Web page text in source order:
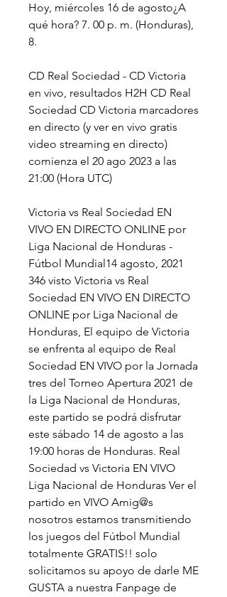
Hoy, miércoles 16 de agosto¿A
qué hora? 7. 00 p. m. (Honduras),
8.
CD Real Sociedad - CD Victoria
en vivo, resultados H2H CD Real
Sociedad CD Victoria marcadores
en directo (y ver en vivo gratis
video streaming en directo)
comienza el 20 ago 2023 a las
21:00 (Hora UTC)
Victoria vs Real Sociedad EN
VIVO EN DIRECTO ONLINE por
Liga Nacional de Honduras -
Fútbol Mundial14 agosto, 2021
346 visto Victoria vs Real
Sociedad EN VIVO EN DIRECTO
ONLINE por Liga Nacional de
Honduras, El equipo de Victoria
se enfrenta al equipo de Real
Sociedad EN VIVO por la Jornada
tres del Torneo Apertura 2021 de
la Liga Nacional de Honduras,
este partido se podrá disfrutar
este sábado 14 de agosto a las
19:00 horas de Honduras. Real
Sociedad vs Victoria EN VIVO
Liga Nacional de Honduras Ver el
partido en VIVO Amig@s
nosotros estamos transmitiendo
los juegos del Fútbol Mundial
totalmente GRATIS!! solo
solicitamos su apoyo de darle ME
GUSTA a nuestra Fanpage de